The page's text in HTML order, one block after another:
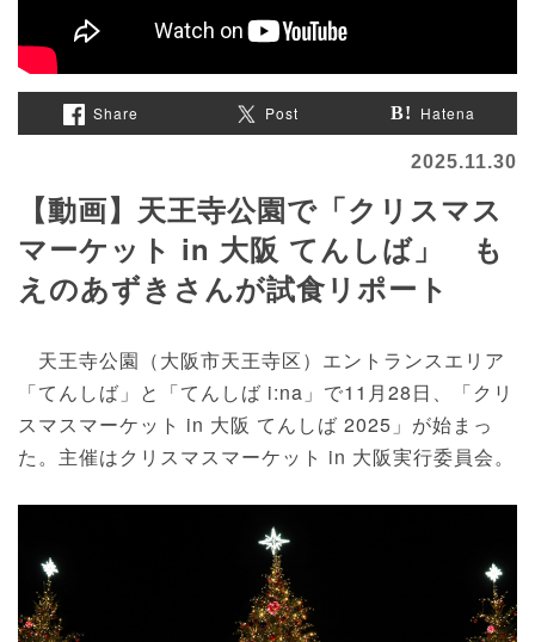
Share Post Hatena
2025.11.30
【動画】天王寺公園で「クリスマス
マーケット in 大阪 てんしば」 も
えのあずきさんが試食リポート
天王寺公園（大阪市天王寺区）エントランスエリア
「てんしば」と「てんしば i:na」で11月28日、「クリ
スマスマーケット in 大阪 てんしば 2025」が始まっ
た。主催はクリスマスマーケット in 大阪実行委員会。